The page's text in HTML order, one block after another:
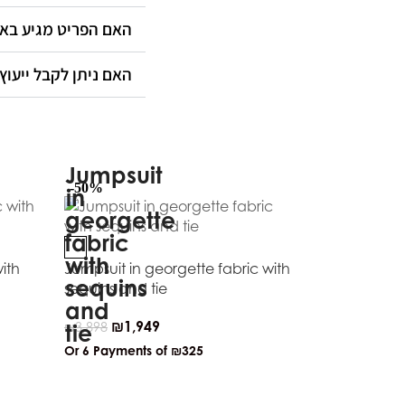
האם הפריט מגיע
האם ניתן לקבל
-50%
Jumpsuit in georgette fabric with
sequins and tie
₪3,898 ₪1,949
Or 6 Payments of ₪325